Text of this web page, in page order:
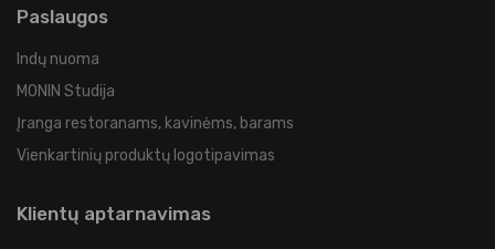
Paslaugos
Indų nuoma
MONIN Studija
Įranga restoranams, kavinėms, barams
Vienkartinių produktų logotipavimas
Klientų aptarnavimas